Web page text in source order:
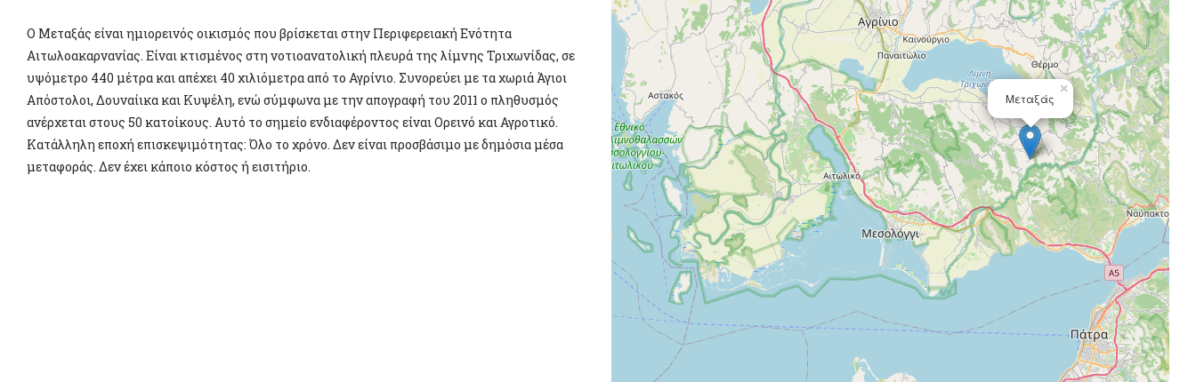
Ο Μεταξάς είναι ημιορεινός οικισμός που βρίσκεται στην Περιφερειακή Ενότητα
Αιτωλοακαρνανίας. Είναι κτισμένος στη νοτιοανατολική πλευρά της λίμνης Τριχωνίδας, σε
υψόμετρο 440 μέτρα και απέχει 40 χιλιόμετρα από το Αγρίνιο. Συνορεύει με τα χωριά Άγιοι
Απόστολοι, Δουναίικα και Κυψέλη, ενώ σύμφωνα με την απογραφή του 2011 ο πληθυσμός
ανέρχεται στους 50 κατοίκους. Αυτό το σημείο ενδιαφέροντος είναι Ορεινό και Αγροτικό.
Κατάλληλη εποχή επισκεψιμότητας: Όλο το χρόνο. Δεν είναι προσβάσιμο με δημόσια μέσα
μεταφοράς. Δεν έχει κάποιο κόστος ή εισιτήριο.
Μεταξάς
×